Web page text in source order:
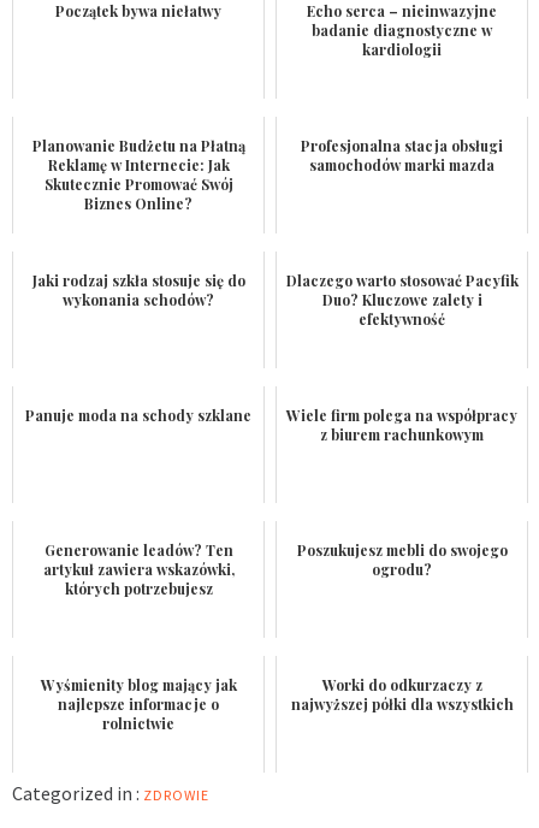
Początek bywa niełatwy
Echo serca – nieinwazyjne
badanie diagnostyczne w
kardiologii
Planowanie Budżetu na Płatną
Reklamę w Internecie: Jak
Skutecznie Promować Swój
Biznes Online?
Profesjonalna stacja obsługi
samochodów marki mazda
Jaki rodzaj szkła stosuje się do
wykonania schodów?
Dlaczego warto stosować Pacyfik
Duo? Kluczowe zalety i
efektywność
Panuje moda na schody szklane
Wiele firm polega na współpracy
z biurem rachunkowym
Generowanie leadów? Ten
artykuł zawiera wskazówki,
których potrzebujesz
Poszukujesz mebli do swojego
ogrodu?
Wyśmienity blog mający jak
najlepsze informacje o
rolnictwie
Worki do odkurzaczy z
najwyższej półki dla wszystkich
Categorized in : ZDROWIE